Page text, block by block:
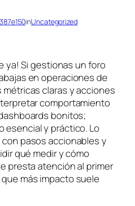
inUncategorized
ya! Si gestionas un foro
en operaciones de
claras y acciones
comportamiento
bonitos;
esencial y práctico. Lo
pasos accionables y
qué medir y cómo
presta atención al primer
más impacto suele